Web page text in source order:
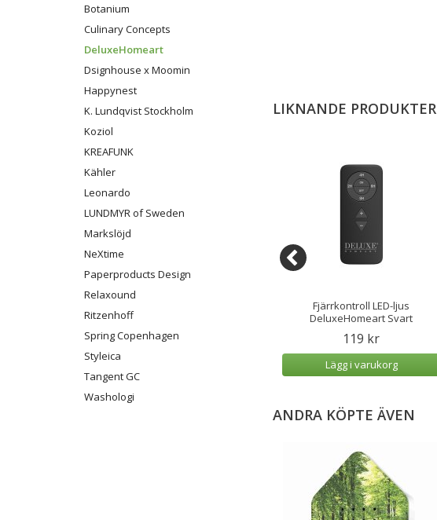
Botanium
Culinary Concepts
DeluxeHomeart
Dsignhouse x Moomin
Happynest
K. Lundqvist Stockholm
Koziol
KREAFUNK
Kähler
Leonardo
LUNDMYR of Sweden
Markslöjd
NeXtime
Paperproducts Design
Relaxound
Ritzenhoff
Spring Copenhagen
Styleica
Tangent GC
Washologi
LIKNANDE PRODUKTER
219 kr
Fjärrkontroll LED-ljus
DeluxeHomeart Svart
119 kr
Lägg i varukorg
ANDRA KÖPTE ÄVEN